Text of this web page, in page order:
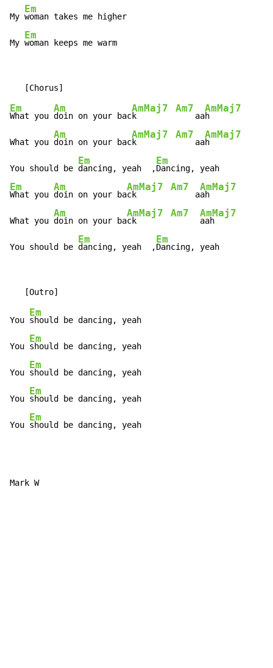
My
Em
woman takes me higher
My
Em
woman keeps me warm
Em
What you
Am
doin on your bac
AmMaj7
k
Am7
    aa
AmMaj7
h
What you
Am
doin on your bac
AmMaj7
k
Am7
    aa
AmMaj7
h
You should be
Em
dancing, yeah  ,
Em
Em
What you
Am
doin on your ba
AmMaj7
ck
Am7
     a
AmMaj7
ah
What you
Am
doin on your ba
AmMaj7
ck
Am7 AmMaj7
aah
You should be
Em
dancing, yeah  ,
Em
Dancing, yeah
You
Em
should be dancing, yeah
You
Em
should be dancing, yeah
You
Em
should be dancing, yeah
You
Em
should be dancing, yeah
You
Em
should be dancing, yeah
Mark W